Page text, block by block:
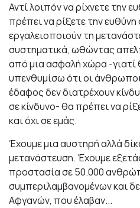
Αντί λοιπόν να ρίχνετε την
πρέπει να ρίξετε την
εργαλειοποιούν τη
συστηματικά, ωθώντας
από μια ασφαλή χώρα -γιατί
υπενθυμίσω ότι οι
έδαφος δεν διατρέχουν
σε κίνδυνο- θα πρέπει να
και όχι σε εμάς.
Έχουμε μια αυστηρή αλλά
μετανάστευση. Έχουμε
προστασία σε 50.000
συμπεριλαμβανομένων και
Αφγανών, που έλαβαν...